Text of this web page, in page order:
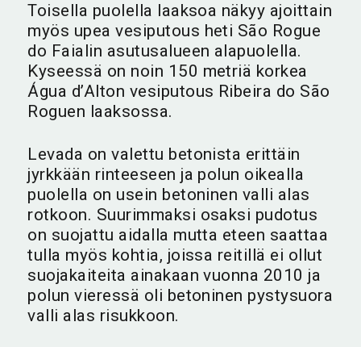
Toisella puolella laaksoa näkyy ajoittain
myös upea vesiputous heti São Rogue
do Faialin asutusalueen alapuolella.
Kyseessä on noin 150 metriä korkea
Água d’Alton vesiputous Ribeira do São
Roguen laaksossa.
Levada on valettu betonista erittäin
jyrkkään rinteeseen ja polun oikealla
puolella on usein betoninen valli alas
rotkoon. Suurimmaksi osaksi pudotus
on suojattu aidalla mutta eteen saattaa
tulla myös kohtia, joissa reitillä ei ollut
suojakaiteita ainakaan vuonna 2010 ja
polun vieressä oli betoninen pystysuora
valli alas risukkoon.